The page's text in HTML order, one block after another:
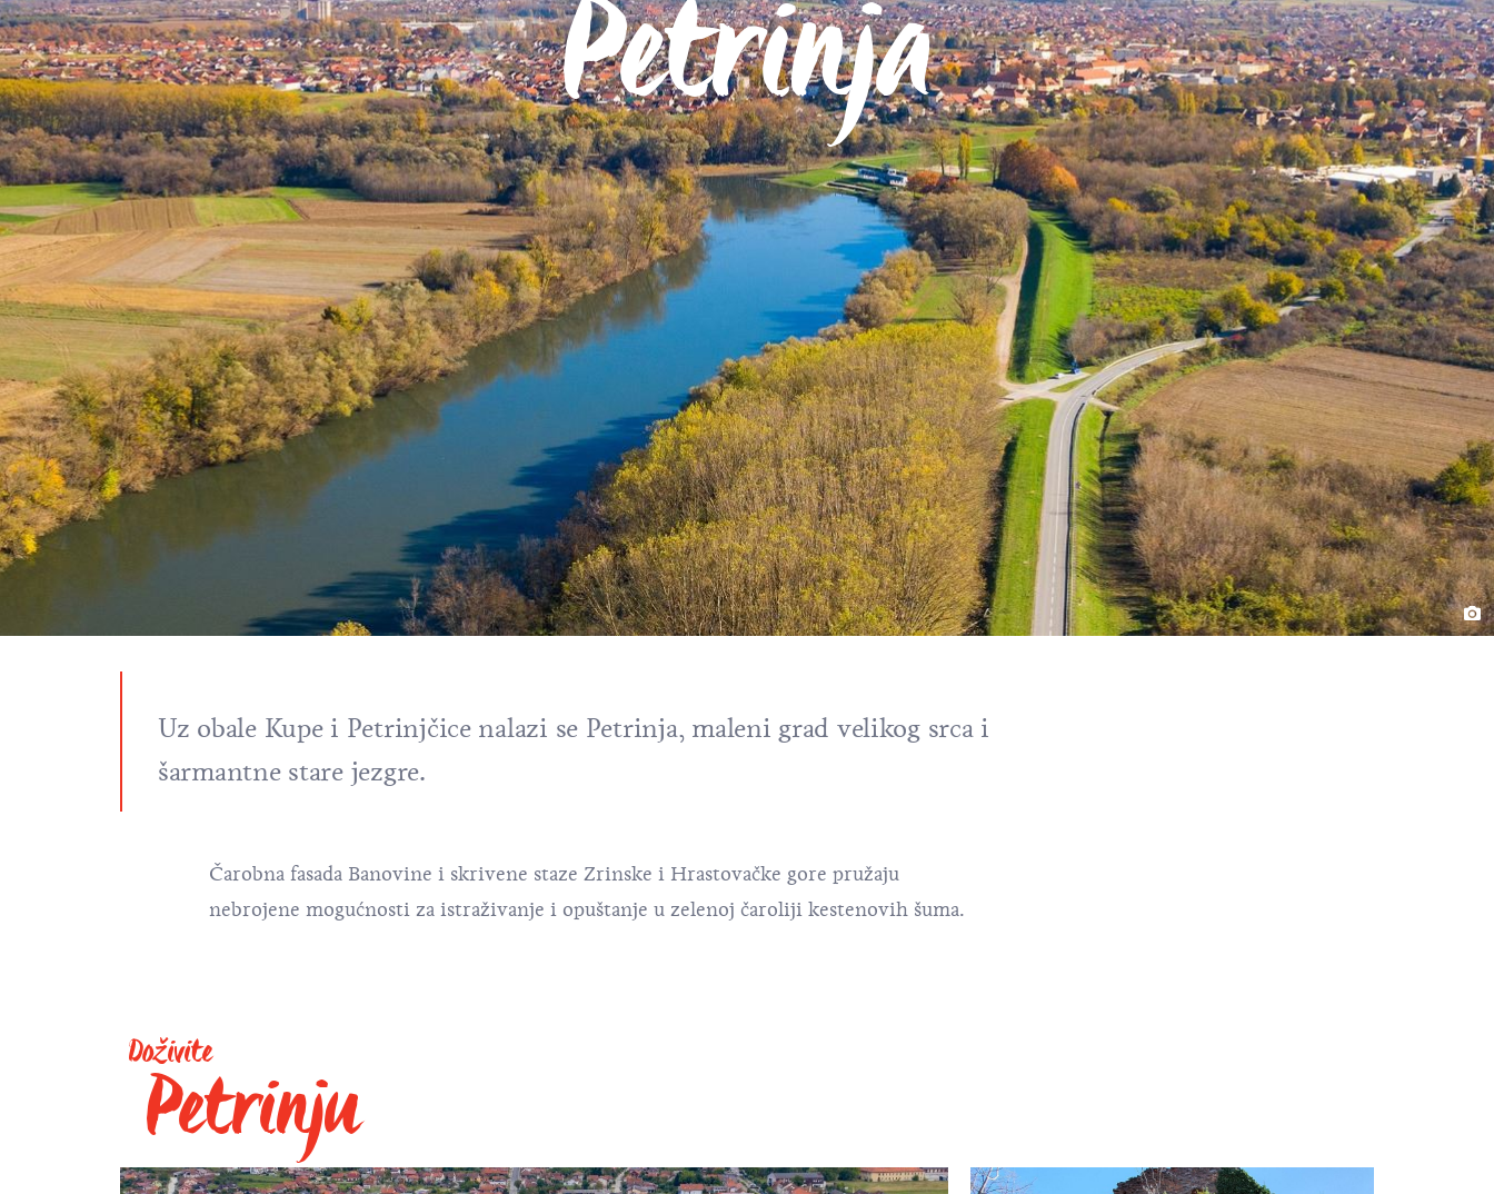
Petrinja
Uz obale Kupe i Petrinjčice nalazi se Petrinja, maleni grad velikog srca i
šarmantne stare jezgre.
Čarobna fasada Banovine i skrivene staze Zrinske i Hrastovačke gore pružaju
nebrojene mogućnosti za istraživanje i opuštanje u zelenoj čaroliji kestenovih šuma.
Doživite
Petrinju